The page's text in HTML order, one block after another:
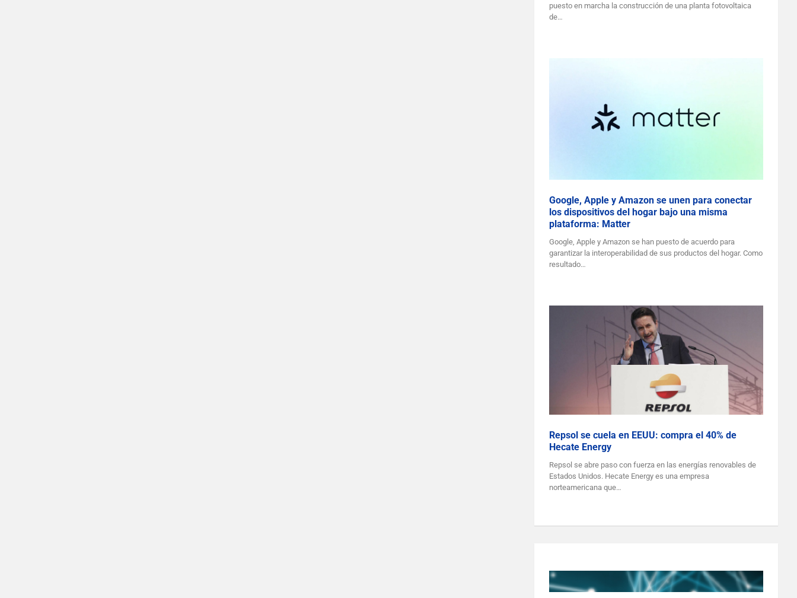
puesto en marcha la construcción de una planta fotovoltaica
de…
Google, Apple y Amazon se unen para conectar
los dispositivos del hogar bajo una misma
plataforma: Matter
Google, Apple y Amazon se han puesto de acuerdo para
garantizar la interoperabilidad de sus productos del hogar. Como
resultado…
Repsol se cuela en EEUU: compra el 40% de
Hecate Energy
Repsol se abre paso con fuerza en las energías renovables de
Estados Unidos. Hecate Energy es una empresa
norteamericana que…